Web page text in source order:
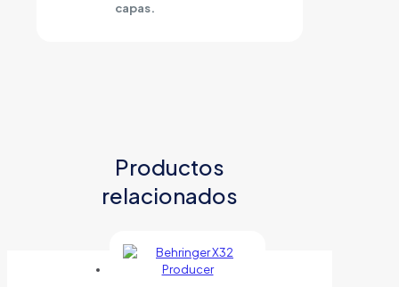
capas.
Productos
relacionados